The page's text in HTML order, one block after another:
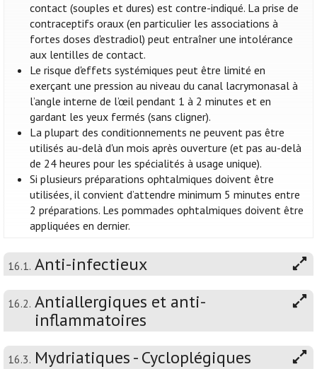
contact (souples et dures) est contre-indiqué. La prise de
contraceptifs oraux (en particulier les associations à
fortes doses d'estradiol) peut entraîner une intolérance
aux lentilles de contact.
Le risque d'effets systémiques peut être limité en
exerçant une pression au niveau du canal lacrymonasal à
l’angle interne de l’œil pendant 1 à 2 minutes et en
gardant les yeux fermés (sans cligner).
La plupart des conditionnements ne peuvent pas être
utilisés au-delà d'un mois après ouverture (et pas au-delà
de 24 heures pour les spécialités à usage unique).
Si plusieurs préparations ophtalmiques doivent être
utilisées, il convient d’attendre minimum 5 minutes entre
2 préparations. Les pommades ophtalmiques doivent être
appliquées en dernier.
16.1. Anti-infectieux
16.2. Antiallergiques et anti-
inflammatoires
16.3. Mydriatiques - Cycloplégiques